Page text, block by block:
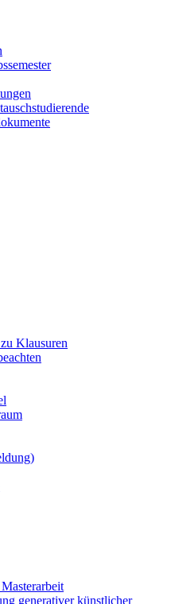
Klausuren
generativer künstlicher